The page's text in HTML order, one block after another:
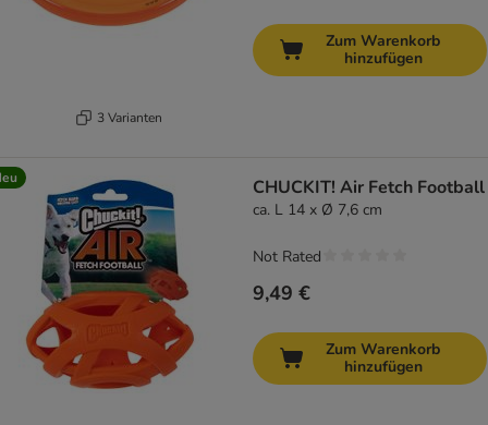
3 Varianten
Zum Warenkorb
hinzufügen
CHUCKIT! Air Fetch Football
ca. L 14 x Ø 7,6 cm
9,49 €
Not Rated
Zum Warenkorb
hinzufügen